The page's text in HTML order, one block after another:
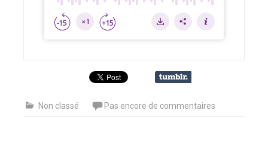
Non classé Pas encore de commentaires